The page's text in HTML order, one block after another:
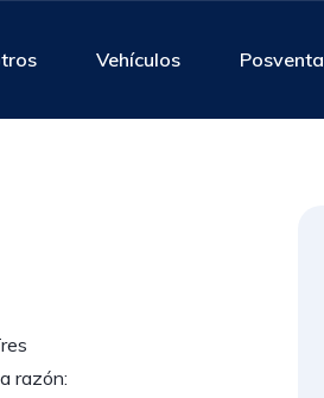
Vehículos Posventa
razón: